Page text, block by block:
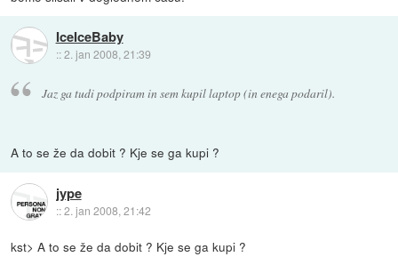
IceIceBaby
::2. jan 2008, 21:39
Jaz ga tudi podpiram in sem kupil laptop (in enega podaril).
A to se že da dobit ? Kje se ga kupi ?
jype
::2. jan 2008, 21:42
kst> A to se že da dobit ? Kje se ga kupi ?